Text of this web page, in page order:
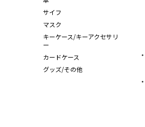
サイフ
マスク
キーケース/キーアクセサリ
ー
カードケース
グッズ/その他